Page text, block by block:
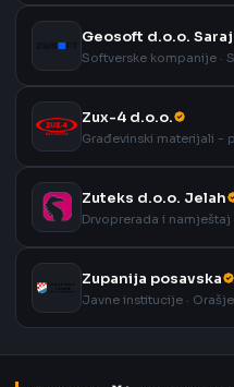
Geosoft d.o.o.
Softverske kompanije ·
Zux-4 d.o.o.
Građevinski materijali -
Zuteks d.o.o. Jelah
Drvoprerada i namještaj
Zupanija posavska
Javne institucije · Orašje